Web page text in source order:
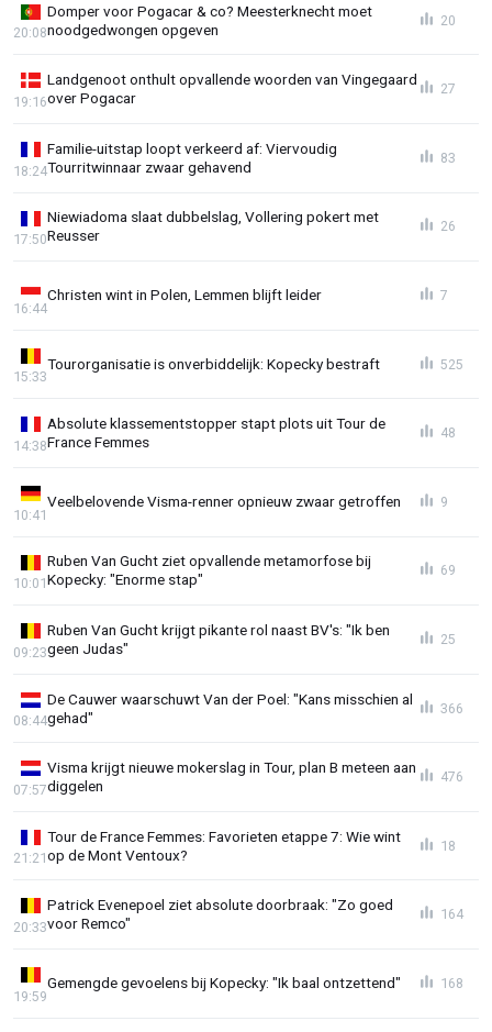
Domper voor Pogacar & co? Meesterknecht moet
noodgedwongen opgeven
20:08
20
Landgenoot onthult opvallende woorden van Vingegaard
over Pogacar
19:16
27
Familie-uitstap loopt verkeerd af: Viervoudig
Tourritwinnaar zwaar gehavend
18:24
83
Niewiadoma slaat dubbelslag, Vollering pokert met
Reusser
17:50
26
Christen wint in Polen, Lemmen blijft leider
16:44
7
Tourorganisatie is onverbiddelijk: Kopecky bestraft
15:33
525
Absolute klassementstopper stapt plots uit Tour de
France Femmes
14:38
48
Veelbelovende Visma-renner opnieuw zwaar getroffen
10:41
9
Ruben Van Gucht ziet opvallende metamorfose bij
Kopecky: "Enorme stap"
10:01
69
Ruben Van Gucht krijgt pikante rol naast BV's: "Ik ben
geen Judas"
09:23
25
De Cauwer waarschuwt Van der Poel: "Kans misschien al
gehad"
08:44
366
Visma krijgt nieuwe mokerslag in Tour, plan B meteen aan
diggelen
07:57
476
Tour de France Femmes: Favorieten etappe 7: Wie wint
op de Mont Ventoux?
21:21
18
Patrick Evenepoel ziet absolute doorbraak: "Zo goed
voor Remco"
20:33
164
Gemengde gevoelens bij Kopecky: "Ik baal ontzettend"
19:59
168